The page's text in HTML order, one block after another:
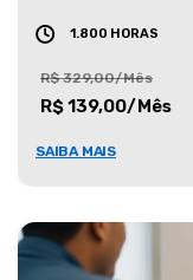
1.800 HORAS
R$ 329,00/Mês
R$ 139,00/Mês
SAIBA MAIS